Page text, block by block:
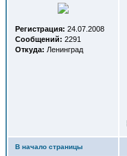
Регистрация: 24.07.2008
Сообщений: 2291
Откуда: Ленинград
В начало страницы